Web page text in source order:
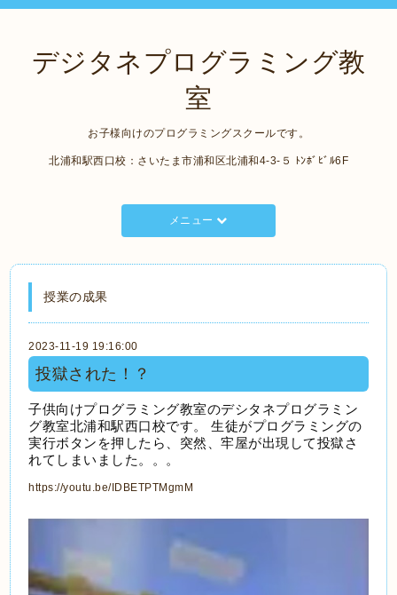
デジタネプログラミング教
室
お子様向けのプログラミングスクールです。
北浦和駅西口校：さいたま市浦和区北浦和4-3-５ ﾄﾝﾎﾞﾋﾞﾙ6F
メニュー
授業の成果
2023-11-19 19:16:00
投獄された！？
子供向けプログラミング教室のデシタネプログラミン
グ教室北浦和駅西口校です。 生徒がプログラミングの
実行ボタンを押したら、突然、牢屋が出現して投獄さ
れてしまいました。。。
https://youtu.be/IDBETPTMgmM